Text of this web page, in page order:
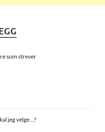
som strever
jeg velge…?